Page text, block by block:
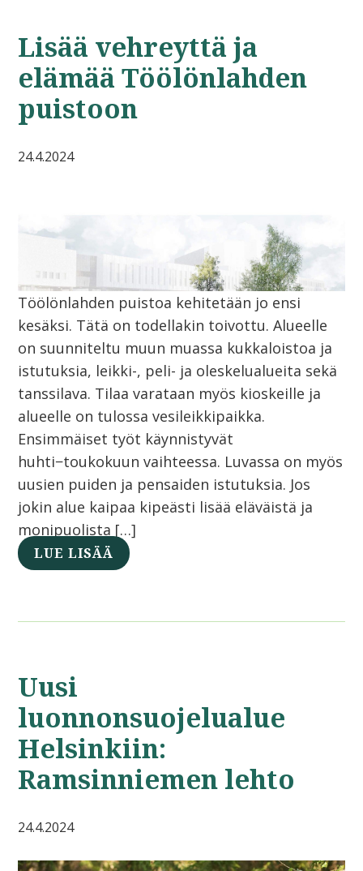
Lisää vehreyttä ja
elämää Töölönlahden
puistoon
24.4.2024
Töölönlahden puistoa kehitetään jo ensi
kesäksi. Tätä on todellakin toivottu. Alueelle
on suunniteltu muun muassa kukkaloistoa ja
istutuksia, leikki-, peli- ja oleskelualueita sekä
tanssilava. Tilaa varataan myös kioskeille ja
alueelle on tulossa vesileikkipaikka.
Ensimmäiset työt käynnistyvät
huhti−toukokuun vaihteessa. Luvassa on myös
uusien puiden ja pensaiden istutuksia. Jos
jokin alue kaipaa kipeästi lisää eläväistä ja
monipuolista […]
LUE LISÄÄ
Uusi
luonnonsuojelualue
Helsinkiin:
Ramsinniemen lehto
24.4.2024